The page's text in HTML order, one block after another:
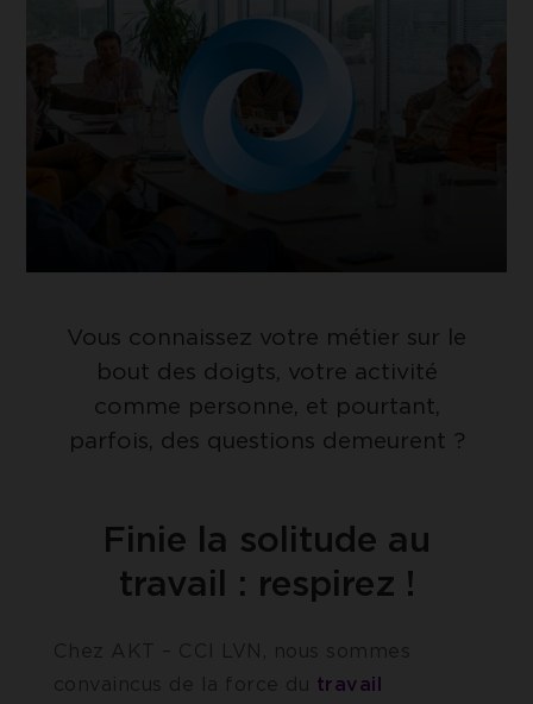
Vous connaissez votre métier sur le
bout des doigts, votre activité
comme personne, et pourtant,
parfois, des questions demeurent ?
Finie la solitude au
travail : respirez !
Chez AKT – CCI LVN, nous sommes
convaincus de la force du travail
Google Tag Manager
Cookie de Google Tag Manager nous
permet de mettre en place et gérer
l'envoi des données sur Google Analytics.
ESSENTIELS
ACCEPTER LES COOKIES